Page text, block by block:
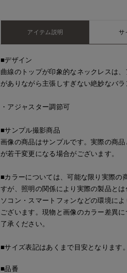
アイテム説明 サ
■デザイン
曲線のトップが印象的なネックレスは
がありながら主張しすぎない絶妙なバラ
・アジャスター調節可
■サンプル撮影商品
画像の商品はサンプルです。実際の商
が若干変更になる場合がございます。
■カラーについては、可能な限り実際の
すが、照明の関係により実際の製品と
ソコン・スマートフォンなどの環境に
ございます。現物と画像のカラー差異
了承ください。
■サイズ表記はあくまで目安となります。
■品番